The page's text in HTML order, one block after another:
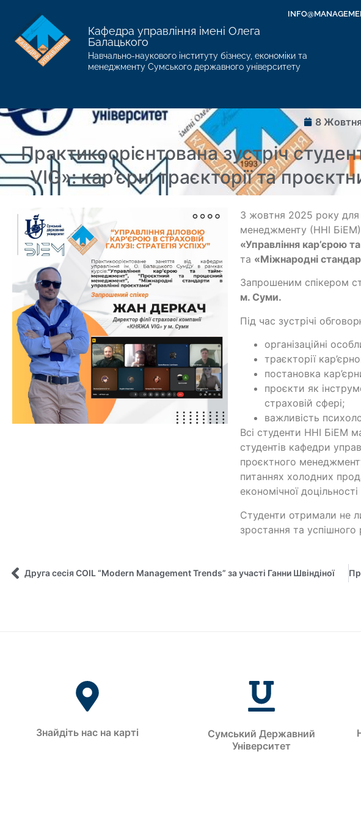
Кафедра управління імені Олега
Балацького
Навчально-наукового інституту бізнесу, економіки та
менеджменту Сумського державного університету
8
Практикоорієнтована зустріч
VIG»: кар’єрні траєкторії та
3 жовтня 2025 року для
менеджменту (ННІ БіЕМ)
«Управління кар’єрою
та «Міжнародні
Запрошеним спікером
м. Суми.
Під час зустрічі
організаційні
траєкторії
постановка
проєкти як
страховій сфері;
важливість
Всі студенти ННІ БіЕМ
студентів кафедри
проєктного
питаннях холодних
економічної
Студенти отримали не
зростання та успішного
Друга сесія COIL “Modern Management Trends” за участі Ганни Швіндіної
Знайдіть нас на карті
Сумський Державний
Університет